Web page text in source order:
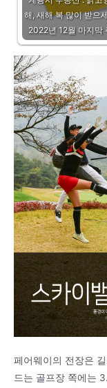
해, 새해 복 많이 받으
2022년 12월 마지막
페어웨이의 전장은
드는 골프장 쪽에는